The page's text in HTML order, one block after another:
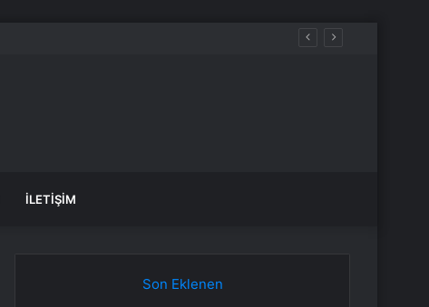
İLETIŞIM
Son Eklenen